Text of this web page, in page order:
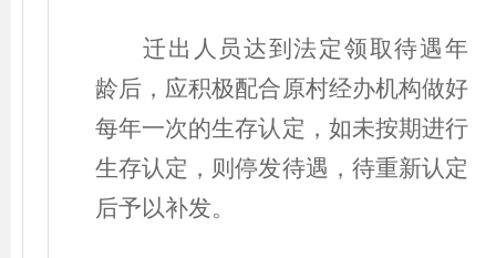
迁出人员达到法定领取待遇年
龄后，应积极配合原村经办机构做好
每年一次的生存认定，如未按期进行
生存认定，则停发待遇，待重新认定
后予以补发。